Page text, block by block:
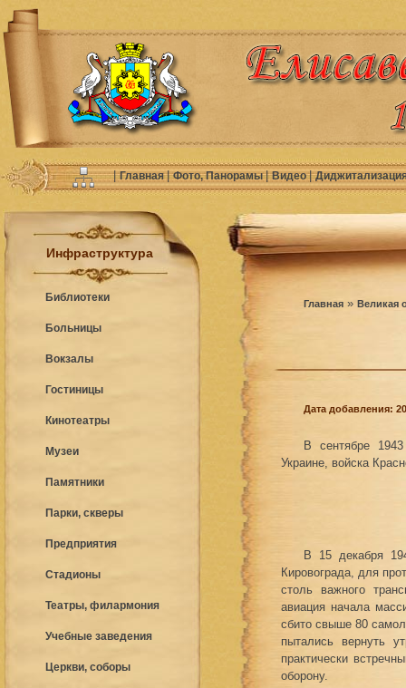
|Главная|Фото, Панорамы|Видео|
Инфраструктура
Библиотеки
Больницы
Вокзалы
Гостиницы
Кинотеатры
Музеи
Памятники
Парки, скверы
Предприятия
Стадионы
Театры, филармония
Учебные заведения
Церкви, соборы
Главная » Великая
Дата добавления:
В сентябре
Украине, войска
В 15 декабря
Кировограда, для
столь важного
авиация начала
сбито свыше 80
пытались вернуть
практически
оборону.